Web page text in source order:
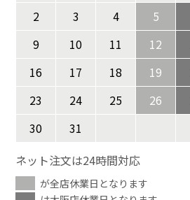
2
3 4 5
9
10 11 12
16
17 18 19
23
24 25 26
30
31
ネット注文は24時間対応
が全店休業日となります